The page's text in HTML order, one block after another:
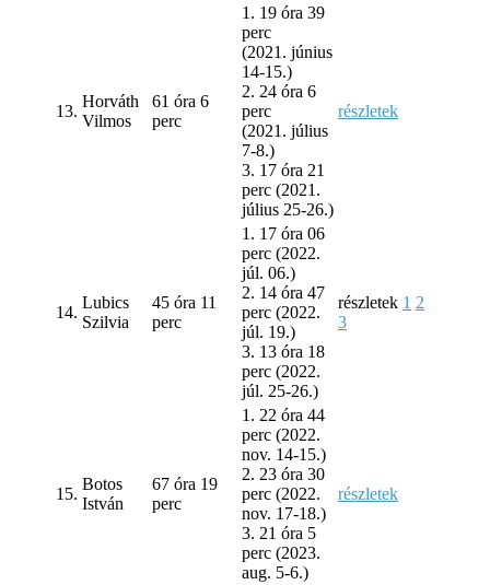
13.
Horváth
Vilmos
61 óra 6
perc
1. 19 óra 39
perc
(2021. június
14-15.)
2. 24 óra 6
perc
(2021. július
7-8.)
3. 17 óra 21
perc (2021.
július 25-26.)
részletek
14.
Lubics
Szilvia
45 óra 11
perc
1. 17 óra 06
perc (2022.
júl. 06.)
2. 14 óra 47
perc (2022.
júl. 19.)
3. 13 óra 18
perc (2022.
júl. 25-26.)
részletek 1 2
3
15.
Botos
István
67 óra 19
perc
1. 22 óra 44
perc (2022.
nov. 14-15.)
2. 23 óra 30
perc (2022.
nov. 17-18.)
3. 21 óra 5
perc (2023.
aug. 5-6.)
részletek